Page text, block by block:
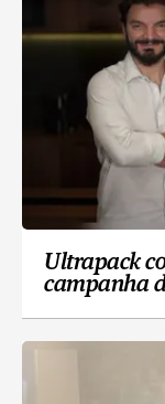
Ultrapack
campanha